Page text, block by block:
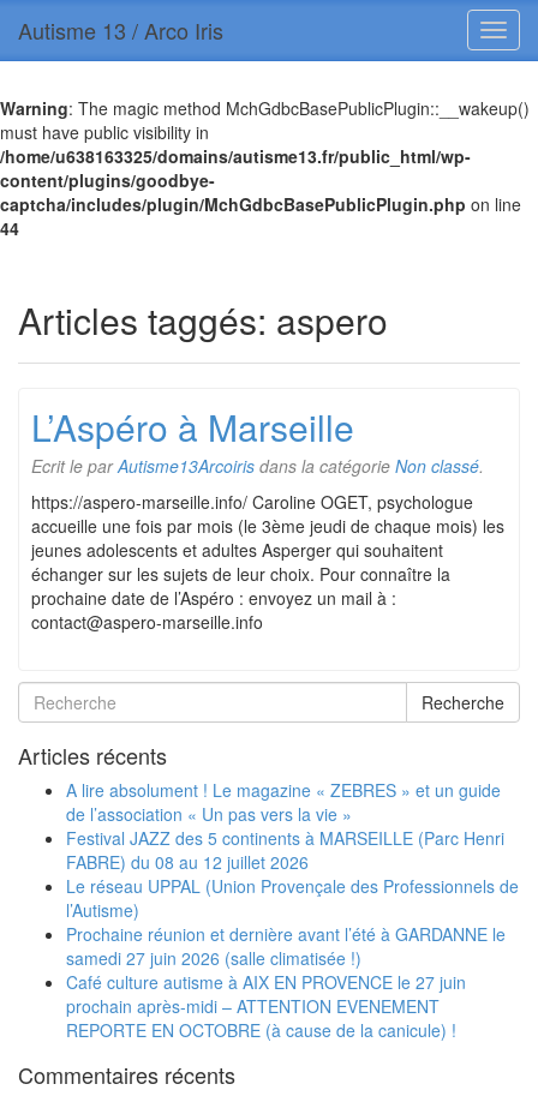
Warning: The magic method MchGdbcBasePublicPlugin::__wakeup()
must have public visibility in
/home/u638163325/domains/autisme13.fr/public_html/wp-
content/plugins/goodbye-
captcha/includes/plugin/MchGdbcBasePublicPlugin.php on line
44
Autisme 13 / Arco Iris
Articles taggés: aspero
L’Aspéro à Marseille
Ecrit le parAutisme13Arcoiris dans la catégorie Non classé.
https://aspero-marseille.info/ Caroline OGET, psychologue
accueille une fois par mois (le 3ème jeudi de chaque mois) les
jeunes adolescents et adultes Asperger qui souhaitent
échanger sur les sujets de leur choix. Pour connaître la
prochaine date de l’Aspéro : envoyez un mail à :
contact@aspero-marseille.info
Recherche
Articles récents
A lire absolument ! Le magazine « ZEBRES » et un guide
de l’association « Un pas vers la vie »
Festival JAZZ des 5 continents à MARSEILLE (Parc Henri
FABRE) du 08 au 12 juillet 2026
Le réseau UPPAL (Union Provençale des Professionnels de
l’Autisme)
Prochaine réunion et dernière avant l’été à GARDANNE le
samedi 27 juin 2026 (salle climatisée !)
Café culture autisme à AIX EN PROVENCE le 27 juin
prochain après-midi – ATTENTION EVENEMENT
REPORTE EN OCTOBRE (à cause de la canicule) !
Commentaires récents